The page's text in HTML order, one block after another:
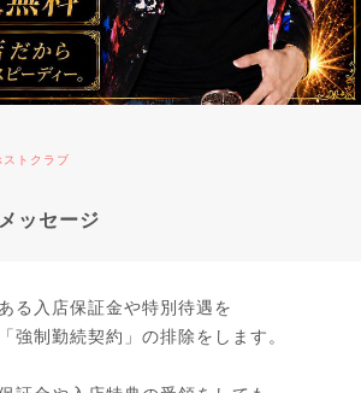
トクラブ
ッセージ
る入店保証金や特別待遇を
強制勤続契約」の排除をします。